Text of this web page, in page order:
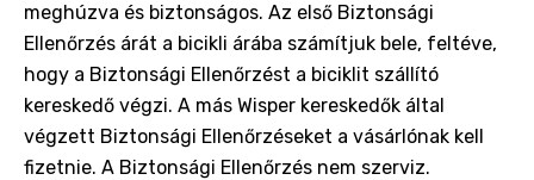
meghúzva és biztonságos. Az első Biztonsági
Ellenőrzés árát a bicikli árába számítjuk bele, feltéve,
hogy a Biztonsági Ellenőrzést a biciklit szállító
kereskedő végzi. A más Wisper kereskedők által
végzett Biztonsági Ellenőrzéseket a vásárlónak kell
fizetnie. A Biztonsági Ellenőrzés nem szerviz.